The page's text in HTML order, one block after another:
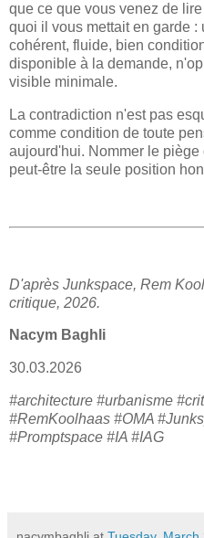
que ce que vous venez de
quoi il vous mettait en garde :
cohérent, fluide, bien
disponible à la demande,
visible minimale.
La contradiction n'est pas
comme condition de toute
aujourd'hui. Nommer le
peut-être la seule position
D'après Junkspace, Rem
critique, 2026.
Nacym Baghli
30.03.2026
#architecture #urbanisme
#RemKoolhaas #OMA
#Promptspace #IA #IAG